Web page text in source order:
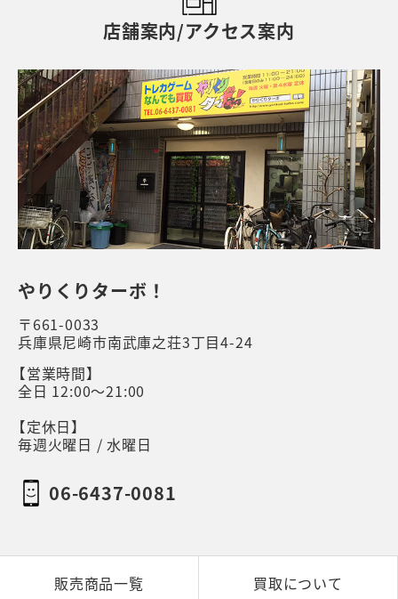
店舗案内/アクセス案内
やりくりターボ！
〒661-0033
兵庫県尼崎市南武庫之荘3丁目4-24
【営業時間】
全日 12:00～21:00
【定休日】
毎週火曜日 / 水曜日
06-6437-0081
販売商品一覧 買取について